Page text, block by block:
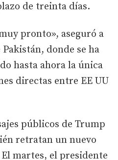
de treinta días.
pronto», aseguró a
donde se ha
hasta ahora la única
directas entre EE UU
públicos de Trump
retratan un nuevo
martes, el presidente